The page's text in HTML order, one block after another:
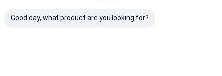
Good day, what product are you looking for?